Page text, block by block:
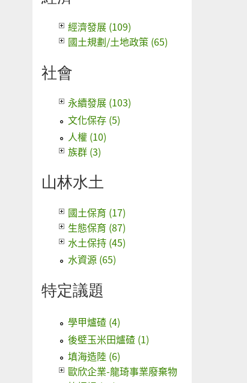
經濟發展 (109)
國土規劃/土地政策 (65)
社會
永續發展 (103)
文化保存 (5)
人權 (10)
族群 (3)
山林水土
國土保育 (17)
生態保育 (87)
水土保持 (45)
水資源 (65)
特定議題
學甲爐碴 (4)
後壁玉米田爐碴 (1)
填海造陸 (6)
歐欣企業-龍琦事業廢棄物